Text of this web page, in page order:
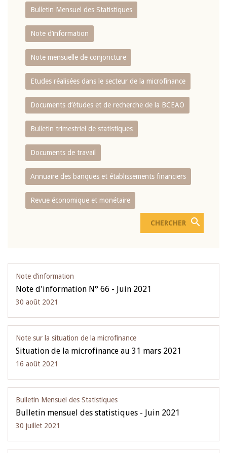
Bulletin Mensuel des Statistiques
Note d’information
Note mensuelle de conjoncture
Etudes réalisées dans le secteur de la microfinance
Documents d’études et de recherche de la BCEAO
Bulletin trimestriel de statistiques
Documents de travail
Annuaire des banques et établissements financiers
Revue économique et monétaire
Note d’information
Note d'information N° 66 - Juin 2021
30 août 2021
Note sur la situation de la microfinance
Situation de la microfinance au 31 mars 2021
16 août 2021
Bulletin Mensuel des Statistiques
Bulletin mensuel des statistiques - Juin 2021
30 juillet 2021